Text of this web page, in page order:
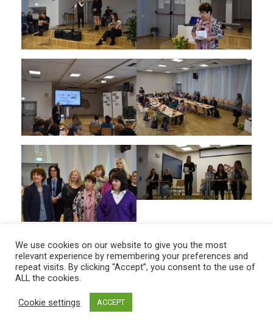
VIESOJAMIES
We use cookies on our website to give you the most
relevant experience by remembering your preferences and
repeat visits. By clicking “Accept”, you consent to the use of
ALL the cookies.
Cookie settings ACCEPT